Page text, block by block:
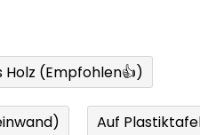
(Empfohlen👍)
Auf